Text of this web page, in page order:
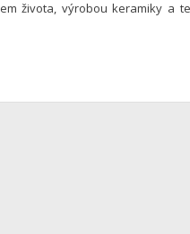
života, výrobou keramiky a